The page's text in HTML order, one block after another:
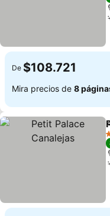
De $108.721
Mira precios de 8